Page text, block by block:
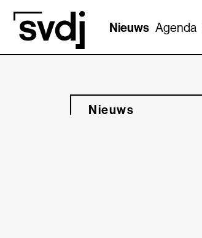
Naar hoofdinhoud
Nieuws Agenda
Nieuws